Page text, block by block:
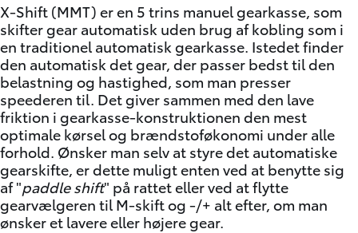
X-Shift (MMT) er en 5 trins manuel gearkasse, som
skifter gear automatisk uden brug af kobling som i
en traditionel automatisk gearkasse. Istedet finder
den automatisk det gear, der passer bedst til den
belastning og hastighed, som man presser
speederen til. Det giver sammen med den lave
friktion i gearkasse-konstruktionen den mest
optimale kørsel og brændstoføkonomi under alle
forhold. Ønsker man selv at styre det automatiske
gearskifte, er dette muligt enten ved at benytte sig
af "paddle shift" på rattet eller ved at flytte
gearvælgeren til M-skift og -/+ alt efter, om man
ønsker et lavere eller højere gear.